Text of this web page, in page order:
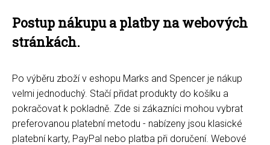
Postup nákupu a platby na webových
stránkách.
Po výběru zboží v eshopu Marks and Spencer je nákup
velmi jednoduchý. Stačí přidat produkty do košíku a
pokračovat k pokladně. Zde si zákazníci mohou vybrat
preferovanou platební metodu - nabízeny jsou klasické
platební karty, PayPal nebo platba při doručení. Webové